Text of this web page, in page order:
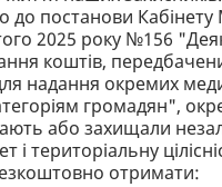
до постанови Кабінету
2025 року №156
коштів,
надання окремих
громадян",
або захищали
і територіальну
отримати: